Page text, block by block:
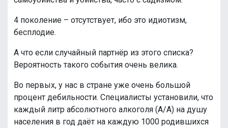
4 поколение – отсутствует, ибо это идиотизм,
бесплодие.
А что если случайный партнёр из этого списка?
Вероятность такого события очень велика.
Во первых, у нас в стране уже очень большой
процент дебильности. Специалисты установили, что
каждый литр абсолютного алкоголя (А/А) на душу
населения в год даёт на каждую 1000 родившихся